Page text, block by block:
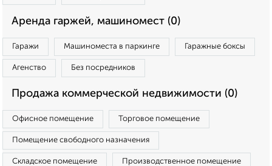
Аренда гаржей, машиномест (0)
Гаражи Машиноместа в паркинге Гаражные боксы
Агенство Без посредников
Продажа коммерческой недвижимости (0)
Офисное помещение Торговое помещение
Помещение свободного назначения
Складское помещение Производственное помещение